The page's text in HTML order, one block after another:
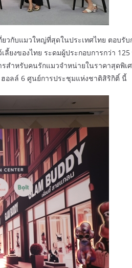
ยวกับแมวใหญ่ที่สุดในประเทศไทย ตอบรั
ยงของไทย ระดมผู้ประกอบการกว่า
สำหรับคนรักแมวจำหน่ายในราคาสุดพิเ
อลล์ 6 ศูนย์การประชุมแห่งชาติสิริกิติ์ นี้